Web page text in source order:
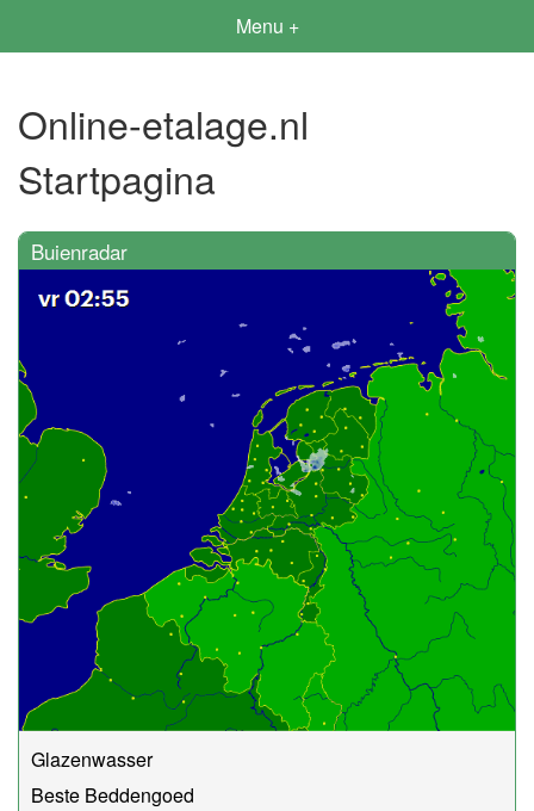
Menu +
Online-etalage.nl
Startpagina
Buienradar
Glazenwasser
Beste Beddengoed